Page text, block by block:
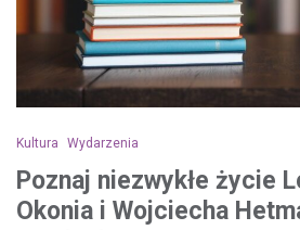
Kultura Wydarzenia
Poznaj niezwykłe życie
Okonia i Wojciecha